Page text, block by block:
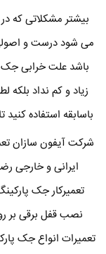
بیشتر مشکلاتی که
می شود درست و
باشد علت خرابی جک
زیاد و کم نداد بلکه
باسابقه استفاده
شرکت آیفون سازان
ایرانی و خارجی
تعمیرکار جک
نصب قفل برقی بر
تعمیرات انواع جک